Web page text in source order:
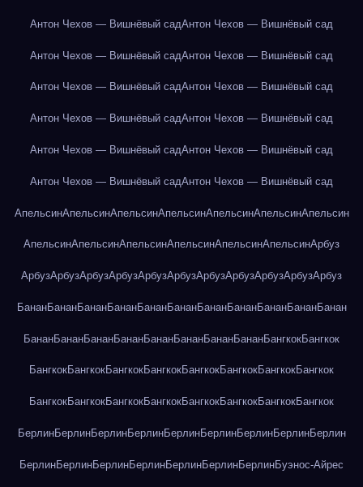
Антон Чехов — Вишнёвый садАнтон Чехов — Вишнёвый сад
Антон Чехов — Вишнёвый садАнтон Чехов — Вишнёвый сад
Антон Чехов — Вишнёвый садАнтон Чехов — Вишнёвый сад
Антон Чехов — Вишнёвый садАнтон Чехов — Вишнёвый сад
Антон Чехов — Вишнёвый садАнтон Чехов — Вишнёвый сад
Антон Чехов — Вишнёвый садАнтон Чехов — Вишнёвый сад
АпельсинАпельсинАпельсинАпельсинАпельсинАпельсинАпельсин
АпельсинАпельсинАпельсинАпельсинАпельсинАпельсинАрбуз
АрбузАрбузАрбузАрбузАрбузАрбузАрбузАрбузАрбузАрбузАрбуз
БананБананБананБананБананБананБананБананБананБананБанан
БананБананБананБананБананБананБананБананБангкокБангкок
БангкокБангкокБангкокБангкокБангкокБангкокБангкокБангкок
БангкокБангкокБангкокБангкокБангкокБангкокБангкокБангкок
БерлинБерлинБерлинБерлинБерлинБерлинБерлинБерлинБерлин
БерлинБерлинБерлинБерлинБерлинБерлинБерлинБуэнос-Айрес